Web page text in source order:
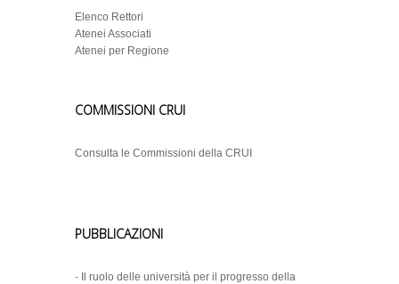
Elenco Rettori
Atenei Associati
Atenei per Regione
COMMISSIONI CRUI
Consulta le Commissioni della CRUI
PUBBLICAZIONI
-
Il ruolo delle università per il progresso della